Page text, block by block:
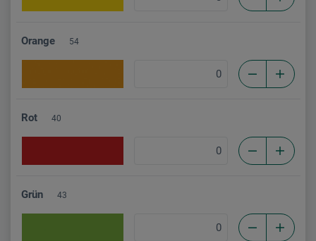
Orange 54
Rot 40
Grün 43